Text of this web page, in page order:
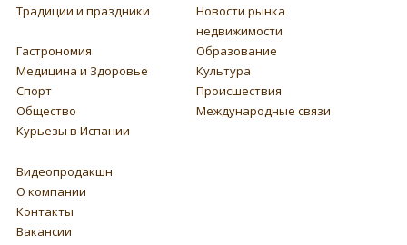
Традиции и праздники
Новости рынка
недвижимости
Гастрономия
Образование
Медицина и Здоровье
Культура
Спорт
Происшествия
Общество
Международные связи
Курьезы в Испании
Видеопродакшн
О компании
Контакты
Вакансии